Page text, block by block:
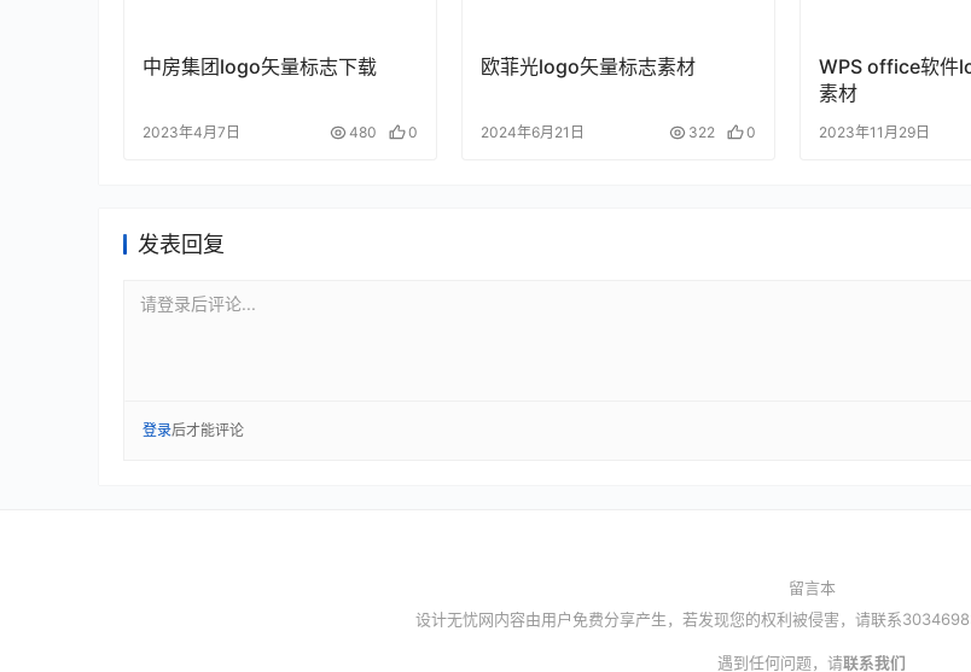
中房集团logo矢量标志下载
2023年4月7日 480 0
欧菲光logo矢量标志素材
2024年6月21日 322 0
WPS office软件
素材
2023年11月29日
发表回复
请登录后评论...
登录后才能评论
留言本
设计无忧网内容由用户免费分享产生，若发现您的权利被侵害，请联系
遇到任何问题，请联系我们